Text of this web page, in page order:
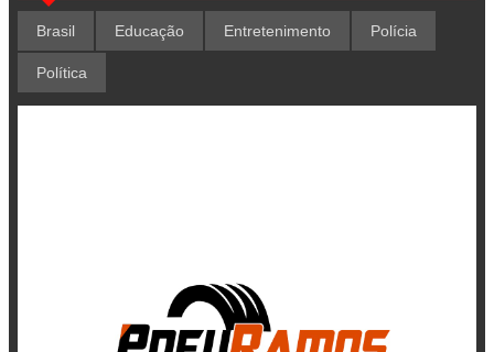
Brasil Educação Entretenimento Polícia
Política